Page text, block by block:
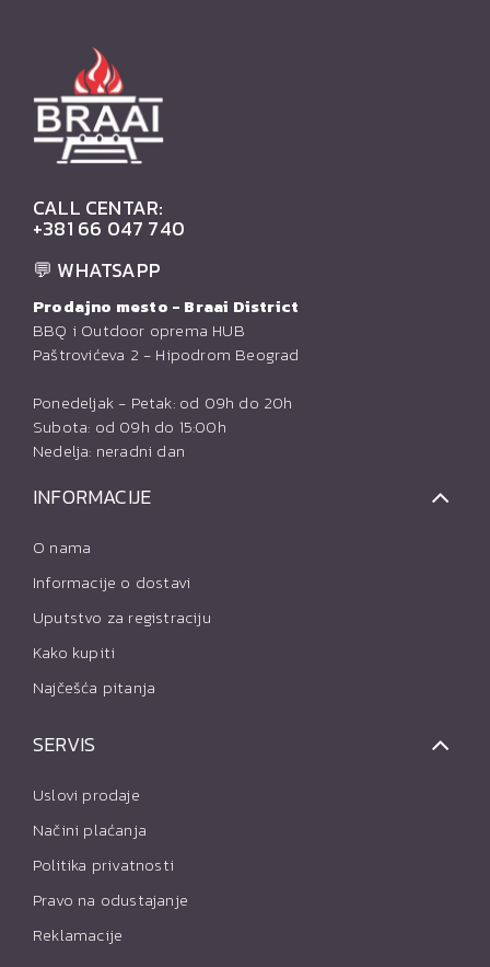
CALL CENTAR:
+381 66 047 740
💬 WHATSAPP
Prodajno mesto - Braai District
BBQ i Outdoor oprema HUB
Paštrovićeva 2 - Hipodrom Beograd
Ponedeljak - Petak: od 09h do 20h
Subota: od 09h do 15:00h
Nedelja: neradni dan
INFORMACIJE
O nama
Informacije o dostavi
Uputstvo za registraciju
Kako kupiti
Najčešća pitanja
SERVIS
Uslovi prodaje
Načini plaćanja
Politika privatnosti
Pravo na odustajanje
Reklamacije